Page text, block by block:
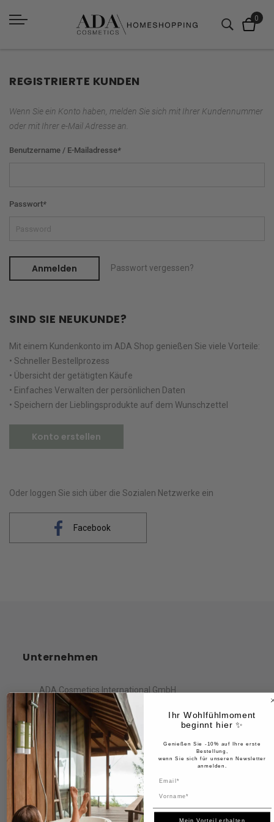
REGISTRIERTE KUNDEN
Wenn Sie ein Konto haben, melden Sie sich mit Ihrer Kundennummer
oder mit Ihrer e-Mail Adresse an.
Benutzername / E-Mailadresse*
Passwort*
Anmelden Passwort vergessen?
SIND SIE NEUKUNDE?
Mit einem Kundenkonto im ADA Shop genießen Sie viele Vorteile:
• Schneller Bestellprozess
• Übersicht der getätigten Käufe
• Einfaches Verwalten der persönlichen Daten
• Speichern der Lieblingsprodukte auf dem Wunschzettel
Konto erstellen
Oder loggen Sie sich über die Sozialen Netzwerke ein
Facebook
Unternehmen
ADA Cosmetics International GmbH
Rastatter Straße 2A
Kehl, 77694
Deutschland
Information
Ihr Wohlfühlmoment
beginnt hier ✨
Genießen Sie -10% auf Ihre erste
Bestellung,
wenn Sie sich für unseren Newsletter
anmelden.
Mein Vorteil erhalten